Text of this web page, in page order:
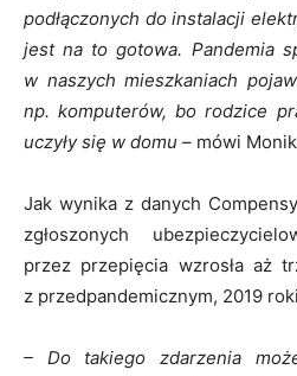
podłączonych do instalacji
jest na to gotowa. Pandemia
w naszych mieszkaniach
np. komputerów, bo rodzice
uczyły się w domu – mówi
Jak wynika z danych
zgłoszonych
przez przepięcia wzrosła aż
z przedpandemicznym, 2019
– Do takiego zdarzenia